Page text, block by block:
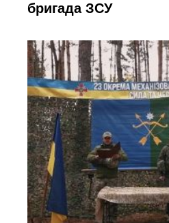
бригада ЗСУ